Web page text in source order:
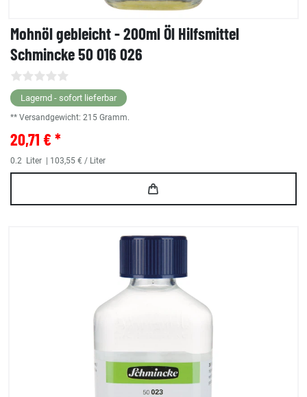
Mohnöl gebleicht - 200ml Öl Hilfsmittel
Schmincke 50 016 026
Lagernd - sofort lieferbar
** Versandgewicht: 215 Gramm.
20,71 € *
0.2 Liter | 103,55 € / Liter